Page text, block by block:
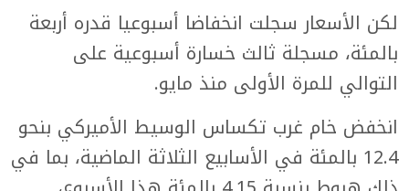
لكن الأسعار سجلت انخفاضا أسبوعيا قدره أربعة
بالمئة، مسجلة ثالث خسارة أسبوعية على
التوالي للمرة الأولى منذ مايو.
انخفض خام غرب تكساس الوسيط الأميركي بنحو
12.4 بالمئة في الأسابيع الثلاثة الماضية، بما في